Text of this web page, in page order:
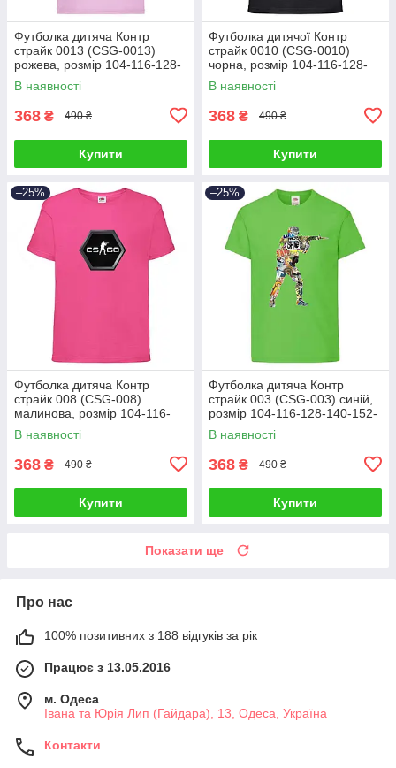
Футболка дитяча Контр
страйк 0013 (CSG-0013)
рожева, розмір 104-116-128-
140-152-164
В наявності
368 ₴ 490 ₴
Купити
Футболка дитячої Контр
страйк 0010 (CSG-0010)
чорна, розмір 104-116-128-
140-152-164
В наявності
368 ₴ 490 ₴
Купити
–25%
Футболка дитяча Контр
страйк 008 (CSG-008)
малинова, розмір 104-116-
128-140-152-164
В наявності
368 ₴ 490 ₴
Купити
–25%
Футболка дитяча Контр
страйк 003 (CSG-003) синій,
розмір 104-116-128-140-152-
164
В наявності
368 ₴ 490 ₴
Купити
Показати ще
Про нас
100% позитивних з 188 відгуків за рік
Працює з 13.05.2016
м. Одеса
Івана та Юрія Лип (Гайдара), 13, Одеса, Україна
Контакти